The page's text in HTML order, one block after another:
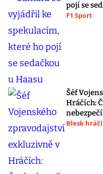
pojí se
F1 Sport
Šéf
Hráčích:
Blesk hráči